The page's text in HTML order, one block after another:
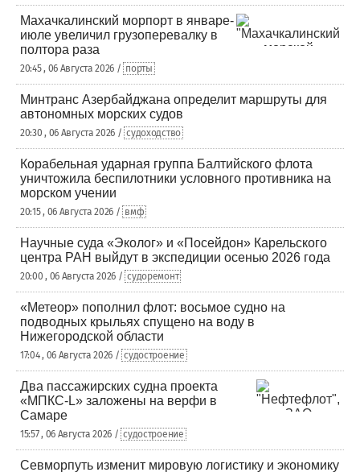
Махачкалинский морпорт в январе-
июле увеличил грузоперевалку в
полтора раза
20:45 , 06 Августа 2026 / порты
Минтранс Азербайджана определит маршруты для
автономных морских судов
20:30 , 06 Августа 2026 / судоходство
Корабельная ударная группа Балтийского флота
уничтожила беспилотники условного противника на
морском учении
20:15 , 06 Августа 2026 / вмф
Научные суда «Эколог» и «Посейдон» Карельского
центра РАН выйдут в экспедиции осенью 2026 года
20:00 , 06 Августа 2026 / судоремонт
«Метеор» пополнил флот: восьмое судно на
подводных крыльях спущено на воду в
Нижегородской области
17:04 , 06 Августа 2026 / судостроение
Два пассажирских судна проекта
«МПКС-L» заложены на верфи в
Самаре
15:57 , 06 Августа 2026 / судостроение
Севморпуть изменит мировую логистику и экономику